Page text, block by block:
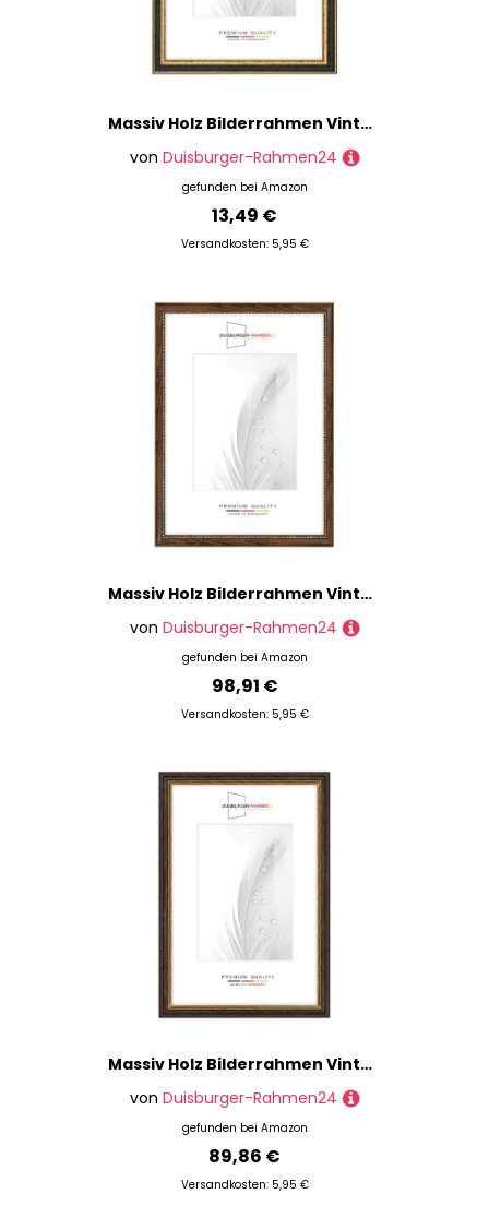
Massiv Holz Bilderrahmen Vintage Retro 11 x 16 cm in Schwarz-Gold Barock | inkl. bruchsicherer Anti-Reflex Kunstglasscheibe | Rahmen für Poster | Puzzle | Foto collage DR107
von Duisburger-Rahmen24
gefunden bei Amazon
13,49 €
Versandkosten: 5,95 €
Massiv Holz Bilderrahmen Vintage Retro 65 x 125 cm in Braun-Gold Barock | inkl. bruchsicherer Anti-Reflex Kunstglasscheibe | Rahmen für Poster | Puzzle | Foto collage DR113
von Duisburger-Rahmen24
gefunden bei Amazon
98,91 €
Versandkosten: 5,95 €
Massiv Holz Bilderrahmen Vintage Retro 70 x 90 cm in Alt-Schwarz Gold | inkl. bruchsicherer Anti-Reflex Kunstglasscheibe | Rahmen für Poster | Puzzle | Foto collage DR083
von Duisburger-Rahmen24
gefunden bei Amazon
89,86 €
Versandkosten: 5,95 €